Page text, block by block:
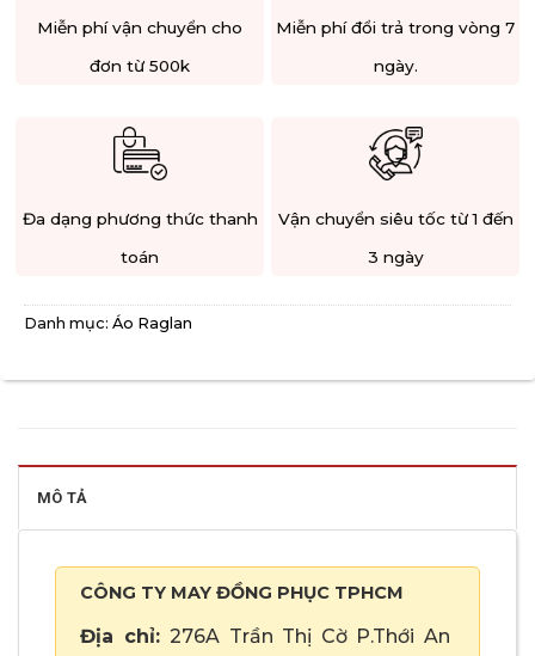
Miễn phí vận chuyển cho
đơn từ 500k
Miễn phí đổi trả trong vòng 7
ngày.
Đa dạng phương thức thanh
toán
Vận chuyển siêu tốc từ 1 đến
3 ngày
Danh mục: Áo Raglan
MÔ TẢ
CÔNG TY MAY ĐỒNG PHỤC TPHCM
Địa chỉ:276A Trần Thị Cờ P.Thới An